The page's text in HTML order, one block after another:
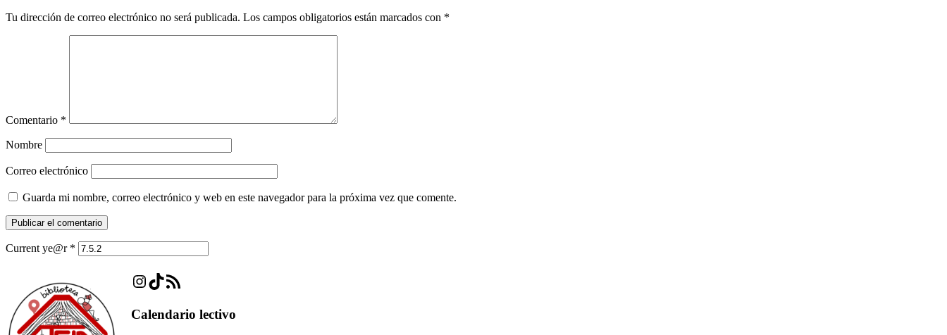
Tu dirección de correo electrónico no será publicada. Los campos obligatorios están marcados con *
Comentario *
Nombre
Correo electrónico
Guarda mi nombre, correo electrónico y web en este navegador para la próxima vez que comente.
Current ye@r *
Instagram
TikTok
Feed RSS
Calendario lectivo